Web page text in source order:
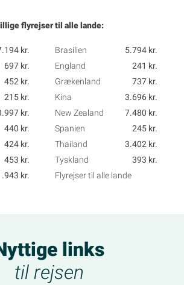
flyrejser til alle lande:
kr. Brasilien
5.794 kr.
697 kr. England
241 kr.
452 kr. Grækenland
737 kr.
215 kr. Kina
3.696 kr.
kr. New Zealand
7.480 kr.
440 kr. Spanien
245 kr.
424 kr. Thailand
3.402 kr.
453 kr. Tyskland
393 kr.
kr. Flyrejser til alle lande
links
til rejsen